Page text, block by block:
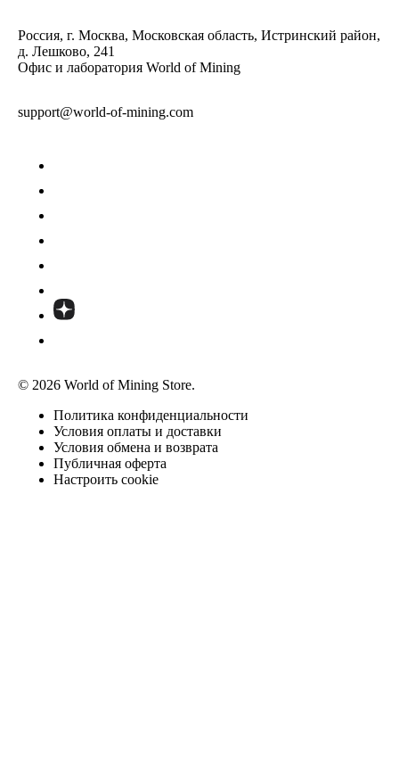
Россия, г. Москва, Московская область, Истринский район,
д. Лешково, 241
Офис и лаборатория World of Mining
support@world-of-mining.com
© 2026 World of Mining Store.
Политика конфиденциальности
Условия оплаты и доставки
Условия обмена и возврата
Публичная оферта
Настроить cookie